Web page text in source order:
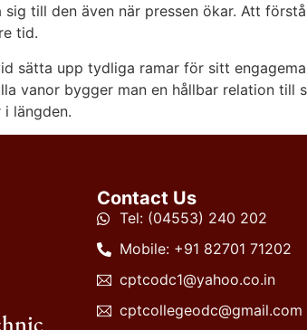
sig till den även när pressen ökar. Att
tid.
sätta upp tydliga ramar för sitt
vanor bygger man en hållbar relation
längden.
Contact Us
Tel: (04553) 240 202
Mobile: +91 82701 71202
cptcodc1@yahoo.co.in
cptcollegeodc@gmail.com